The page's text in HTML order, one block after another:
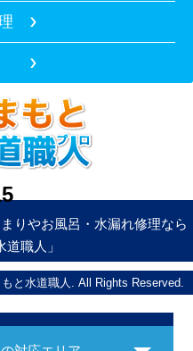
りやお風呂・水漏れ修理なら
道職人」
と水道職人. All Rights Reserved.